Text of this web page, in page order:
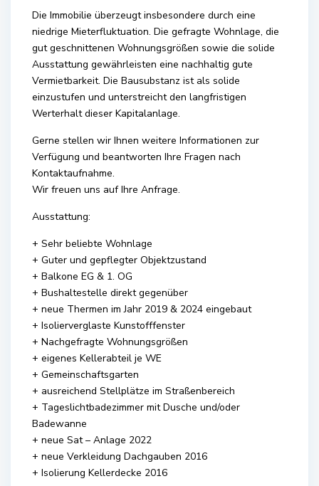
Die Immobilie überzeugt insbesondere durch eine
niedrige Mieterfluktuation. Die gefragte Wohnlage, die
gut geschnittenen Wohnungsgrößen sowie die solide
Ausstattung gewährleisten eine nachhaltig gute
Vermietbarkeit. Die Bausubstanz ist als solide
einzustufen und unterstreicht den langfristigen
Werterhalt dieser Kapitalanlage.
Gerne stellen wir Ihnen weitere Informationen zur
Verfügung und beantworten Ihre Fragen nach
Kontaktaufnahme.
Wir freuen uns auf Ihre Anfrage.
Ausstattung:
+ Sehr beliebte Wohnlage
+ Guter und gepflegter Objektzustand
+ Balkone EG & 1. OG
+ Bushaltestelle direkt gegenüber
+ neue Thermen im Jahr 2019 & 2024 eingebaut
+ Isolierverglaste Kunstofffenster
+ Nachgefragte Wohnungsgrößen
+ eigenes Kellerabteil je WE
+ Gemeinschaftsgarten
+ ausreichend Stellplätze im Straßenbereich
+ Tageslichtbadezimmer mit Dusche und/oder
Badewanne
+ neue Sat – Anlage 2022
+ neue Verkleidung Dachgauben 2016
+ Isolierung Kellerdecke 2016